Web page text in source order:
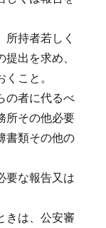
持者若しく
出を求め、
こと。
の者に代るべ
所その他必要
書類その他の
要な報告又は
きは、公安審